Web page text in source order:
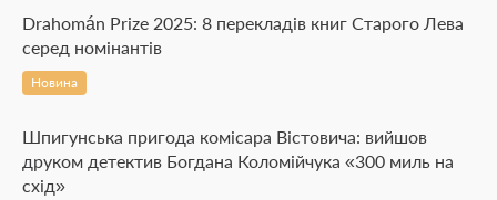
Drahomán Prize 2025: 8 перекладів книг Старого Лева
серед номінантів
Новина
Шпигунська пригода комісара Вістовича: вийшов
друком детектив Богдана Коломійчука «300 миль на
схід»